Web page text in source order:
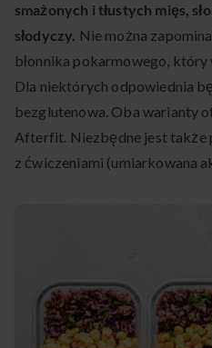
smażonych i tłustych mięs,
słodyczy. Nie można
błonnika pokarmowego,
Dla niektórych odpowiednia
bezglutenowa. Oba warianty
Afterfit. Niezbędne jest także
z ćwiczeniami (umiarkowana